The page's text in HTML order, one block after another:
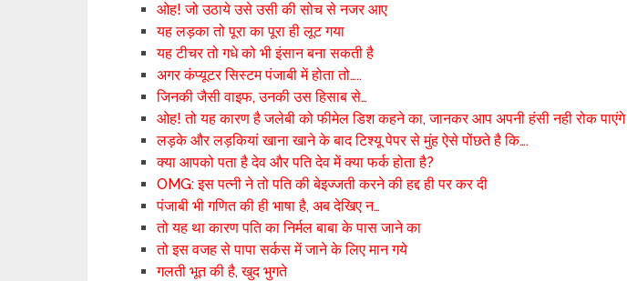
ओह! जो उठाये उसे उसी की सोच से नजर आए
यह लड़का तो पूरा का पूरा ही लूट गया
यह टीचर तो गधे को भी इंसान बना सकती है
अगर कंप्यूटर सिस्टम पंजाबी में होता तो…..
जिनकी जैसी वाइफ, उनकी उस हिसाब से…
ओह! तो यह कारण है जलेबी को फीमेल डिश कहने का, जानकर आप अपनी हंसी नही रोक पाएंगे
लड़के और लड़कियां खाना खाने के बाद टिश्यू पेपर से मुंह ऐसे पोंछते है कि….
क्या आपको पता है देव और पति देव में क्या फर्क होता है?
OMG: इस पत्नी ने तो पति की बेइज्जती करने की हद्द ही पर कर दी
पंजाबी भी गणित की ही भाषा है, अब देखिए न…
तो यह था कारण पति का निर्मल बाबा के पास जाने का
तो इस वजह से पापा सर्कस में जाने के लिए मान गये
गलती भूत की है, खुद भुगते